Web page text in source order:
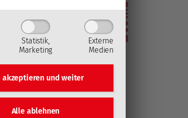
Statistik,
Marketing
Externe
Medien
akzeptieren undweiter
Alle ablehnen
Figures 1/2021
Rubrik Facts &
kac.at auf aktuelle Zahlen,